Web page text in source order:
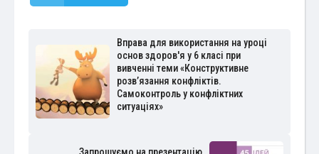
Вправа для використання на уроці
основ здоров'я у 6 класі при
вивченні теми «Конструктивне
розв’язання конфліктів.
Самоконтроль у конфліктних
ситуаціях»